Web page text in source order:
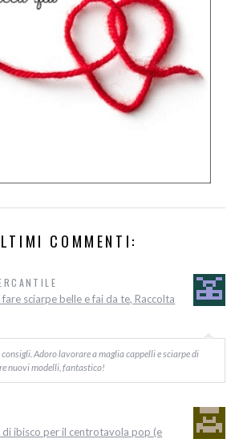
COMMENTI:
sciarpe belle e fai da te, Raccolta
Adoro lavorare a maglia cappelli e sciarpe di
nuovi modelli, fantastico!
ibisco per il centrotavola pop (e